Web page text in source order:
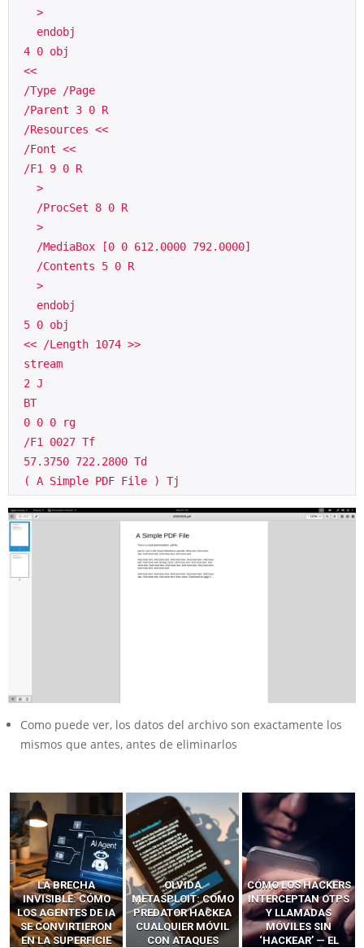
   >
   endobj
4 0 obj
<<
/Type /Page
/Parent 3 0 R
/Resources <<
/Font <<
/F1 9 0 R
   >
   /ProcSet 8 0 R
   >
   /MediaBox [0 0 612.0000 792.0000]
   /Contents 5 0 R
   >
   endobj
5 0 obj
<< /Length 1074 >>
stream
2 J
BT
0 0 0 rg
/F1 0027 Tf
57.3750 722.2800 Td
( A Simple PDF File ) Tj
Como puede ver, los datos del archivo son exactamente los
mismos que antes, antes de eliminarlos
LA BRECHA
INVISIBLE: CÓMO
LOS AGENTES DE IA
SE CONVIRTIERON
EN LA SUPERFICIE
OLVIDA
METASPLOIT: CÓMO
PREDATOR HACKEA
CUALQUIER MÓVIL
CON ATAQUES
CÓMO LOS HACKERS
INTERCEPTAN OTPS
Y LLAMADAS
MÓVILES SIN
‘HACKEAR’ — EL